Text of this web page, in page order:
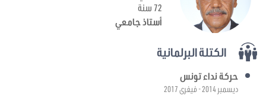
72 سنة
أستاذ جامعي
الكتلة البرلمانية
حركة نداء تونس
ديسمبر 2014 - فيفري 2017